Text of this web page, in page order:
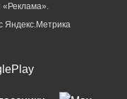
«Реклама».
Яндекс.Метрика